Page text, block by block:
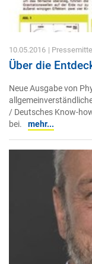
10.05.2016 |
Über die
Neue Ausgabe von
/ Deutsches Know-
bei.
mehr...